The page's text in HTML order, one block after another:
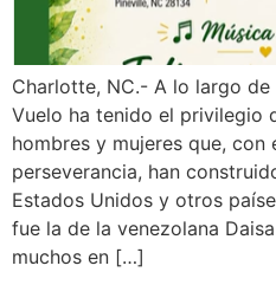
Charlotte, NC.- A lo largo
Vuelo ha tenido el privilegio
hombres y mujeres que,
perseverancia, han
Estados Unidos y otros
fue la de la venezolana
muchos en […]